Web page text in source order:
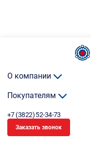
О компании
Покупателям
+7 (3822) 52-34-73
Заказать звонок